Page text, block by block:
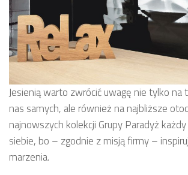
Jesienią warto zwrócić uwagę nie tylko na
nas samych, ale również na najbliższe
najnowszych kolekcji Grupy Paradyż
siebie, bo – zgodnie z misją firmy –
marzenia.